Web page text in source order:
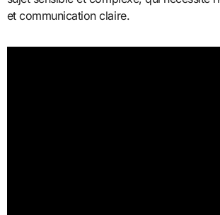
et communication claire.